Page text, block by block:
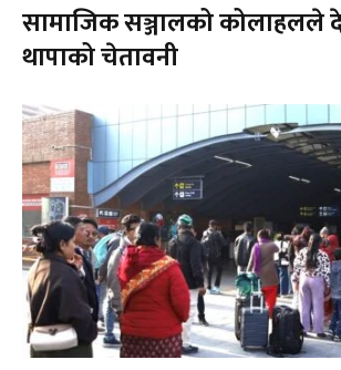
सामाजिक सञ्जालको कोलाहलले
थापाको चेतावनी